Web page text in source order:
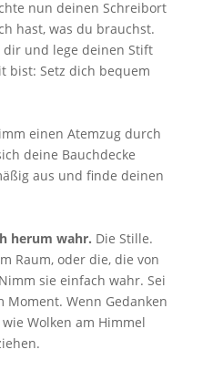
nun deinen Schreibort
hast, was du brauchst.
dir und lege deinen Stift
bist: Setz dich bequem
einen Atemzug durch
deine Bauchdecke
aus und finde deinen
herum wahr. Die Stille.
Raum, oder die, die von
sie einfach wahr. Sei
Moment. Wenn Gedanken
Wolken am Himmel